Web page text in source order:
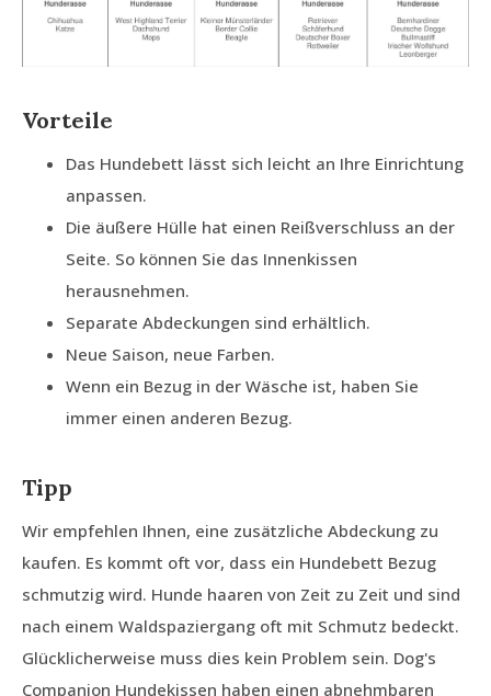
Vorteile
Das Hundebett lässt sich leicht an Ihre Einrichtung
anpassen.
Die äußere Hülle hat einen Reißverschluss an der
Seite. So können Sie das Innenkissen
herausnehmen.
Separate Abdeckungen sind erhältlich.
Neue Saison, neue Farben.
Wenn ein Bezug in der Wäsche ist, haben Sie
immer einen anderen Bezug.
Tipp
Wir empfehlen Ihnen, eine zusätzliche Abdeckung zu
kaufen. Es kommt oft vor, dass ein Hundebett Bezug
schmutzig wird. Hunde haaren von Zeit zu Zeit und sind
nach einem Waldspaziergang oft mit Schmutz bedeckt.
Glücklicherweise muss dies kein Problem sein. Dog's
Companion Hundekissen haben einen abnehmbaren